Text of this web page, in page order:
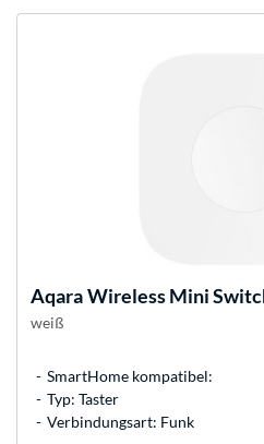
AqaraWireless Mini
weiß
SmartHome kompatibel:
Typ: Taster
Verbindungsart: Funk